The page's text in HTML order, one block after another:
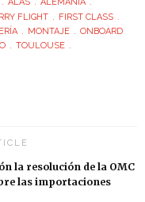
FLIGHT
FIRST CLASS
MONTAJE
ONBOARD
TOULOUSE
la resolución de la OMC
las importaciones